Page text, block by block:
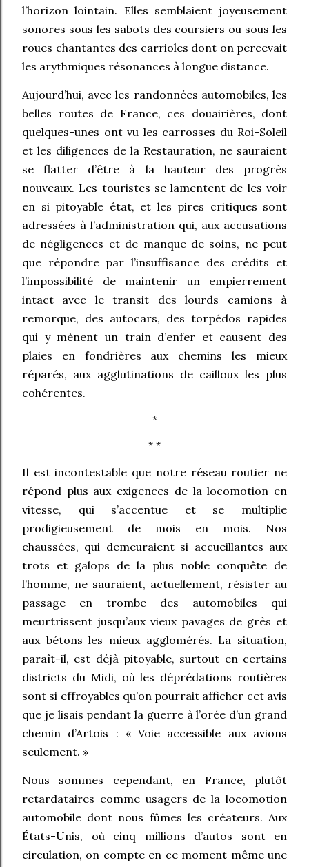
l’horizon lointain. Elles semblaient joyeusement
sonores sous les sabots des coursiers ou sous les
roues chantantes des carrioles dont on percevait
les arythmiques résonances à longue distance.
Aujourd’hui, avec les randonnées automobiles, les
belles routes de France, ces douairières, dont
quelques-unes ont vu les carrosses du Roi-Soleil
et les diligences de la Restauration, ne sauraient
se flatter d’être à la hauteur des progrès
nouveaux. Les touristes se lamentent de les voir
en si pitoyable état, et les pires critiques sont
adressées à l’administration qui, aux accusations
de négligences et de manque de soins, ne peut
que répondre par l’insuffisance des crédits et
l’impossibilité de maintenir un empierrement
intact avec le transit des lourds camions à
remorque, des autocars, des torpédos rapides
qui y mènent un train d’enfer et causent des
plaies en fondrières aux chemins les mieux
réparés, aux agglutinations de cailloux les plus
cohérentes.
*
* *
Il est incontestable que notre réseau routier ne
répond plus aux exigences de la locomotion en
vitesse, qui s’accentue et se multiplie
prodigieusement de mois en mois. Nos
chaussées, qui demeuraient si accueillantes aux
trots et galops de la plus noble conquête de
l’homme, ne sauraient, actuellement, résister au
passage en trombe des automobiles qui
meurtrissent jusqu’aux vieux pavages de grès et
aux bétons les mieux agglomérés. La situation,
paraît-il, est déjà pitoyable, surtout en certains
districts du Midi, où les déprédations routières
sont si effroyables qu’on pourrait afficher cet avis
que je lisais pendant la guerre à l’orée d’un grand
chemin d’Artois : « Voie accessible aux avions
seulement. »
Nous sommes cependant, en France, plutôt
retardataires comme usagers de la locomotion
automobile dont nous fûmes les créateurs. Aux
États-Unis, où cinq millions d’autos sont en
circulation, on compte en ce moment même une